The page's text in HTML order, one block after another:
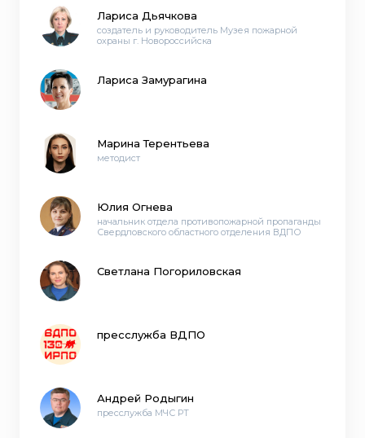
Лариса Дьячкова
создатель и руководитель Музея пожарной
охраны г. Новороссийска
Лариса Замурагина
Марина Терентьева
методист
Юлия Огнева
начальник отдела противопожарной пропаганды
Свердловского областного отделения ВДПО
Светлана Погориловская
пресслужба ВДПО
Андрей Родыгин
пресслужба МЧС РТ